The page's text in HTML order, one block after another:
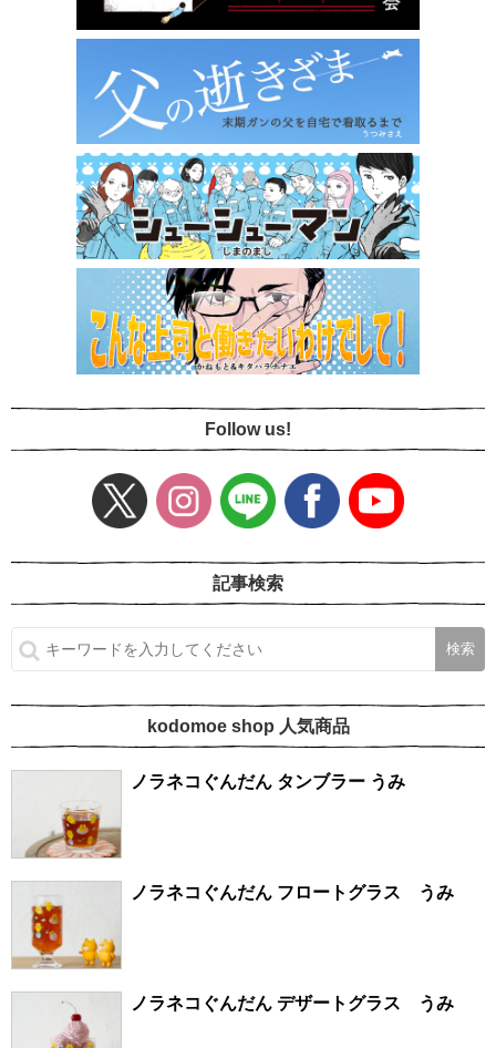
Follow us!
記事検索
kodomoe shop 人気商品
ノラネコぐんだん タンブラー うみ
ノラネコぐんだん フロートグラス うみ
ノラネコぐんだん デザートグラス うみ